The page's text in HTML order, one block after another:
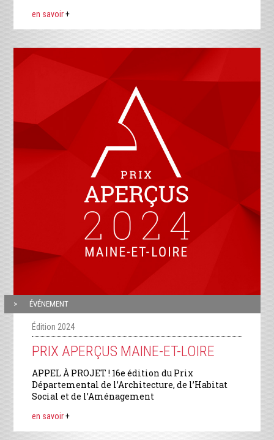
en savoir+
ÉVÉNEMENT
Édition 2024
PRIX APERÇUS MAINE-ET-LOIRE
APPEL À PROJET ! 16e édition du Prix
Départemental de l’Architecture, de l’Habitat
Social et de l’Aménagement
en savoir+